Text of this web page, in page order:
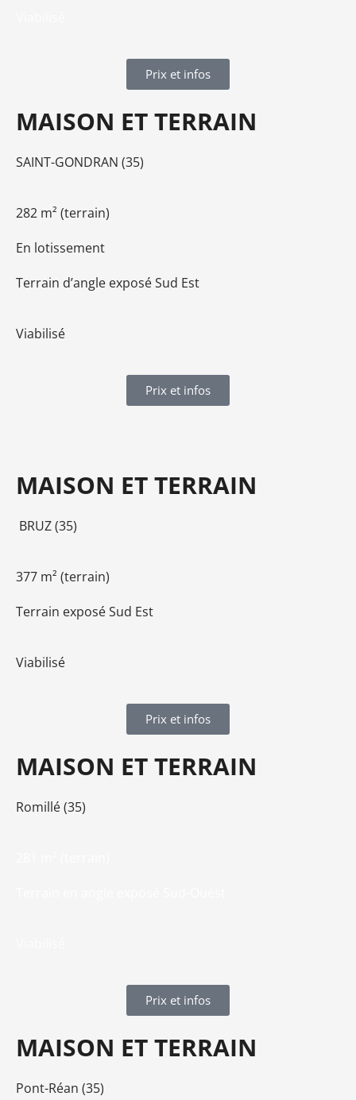
Prix et infos
MAISON ET TERRAIN
SAINT-GONDRAN (35)
282 m² (terrain)
En lotissement
Terrain d’angle exposé Sud Est
Viabilisé
Prix et infos
MAISON ET TERRAIN
BRUZ (35)
377 m² (terrain)
Terrain exposé Sud Est
Viabilisé
Prix et infos
MAISON ET TERRAIN
Romillé (35)
Prix et infos
MAISON ET TERRAIN
Pont-Réan (35)